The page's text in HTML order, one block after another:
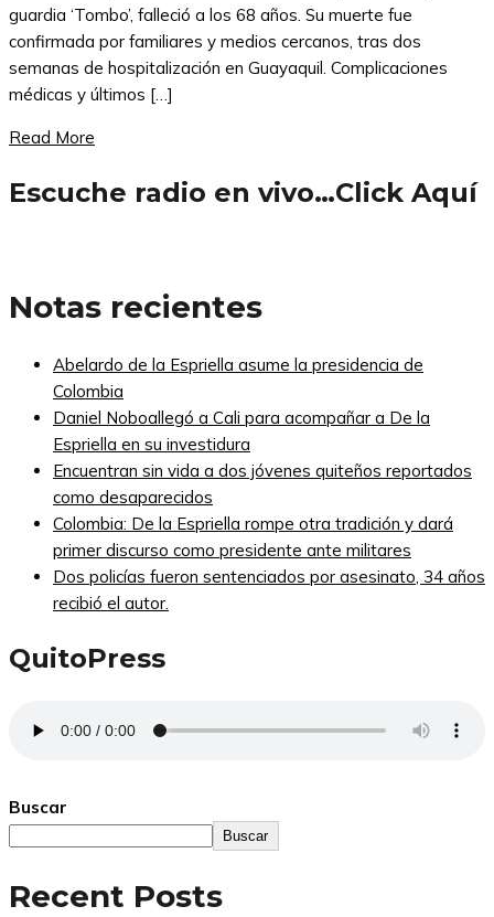
guardia ‘Tombo’, falleció a los 68 años. Su muerte fue
confirmada por familiares y medios cercanos, tras dos
semanas de hospitalización en Guayaquil. Complicaciones
médicas y últimos […]
Read More
Escuche radio en vivo…Click Aquí
Notas recientes
Abelardo de la Espriella asume la presidencia de
Colombia
Daniel Noboallegó a Cali para acompañar a De la
Espriella en su investidura
Encuentran sin vida a dos jóvenes quiteños reportados
como desaparecidos
Colombia: De la Espriella rompe otra tradición y dará
primer discurso como presidente ante militares
Dos policías fueron sentenciados por asesinato, 34 años
recibió el autor.
QuitoPress
Buscar
Buscar
Recent Posts